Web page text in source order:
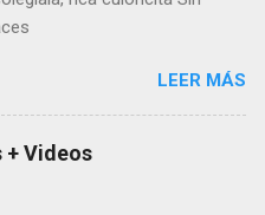
LEER MÁS
+ Videos